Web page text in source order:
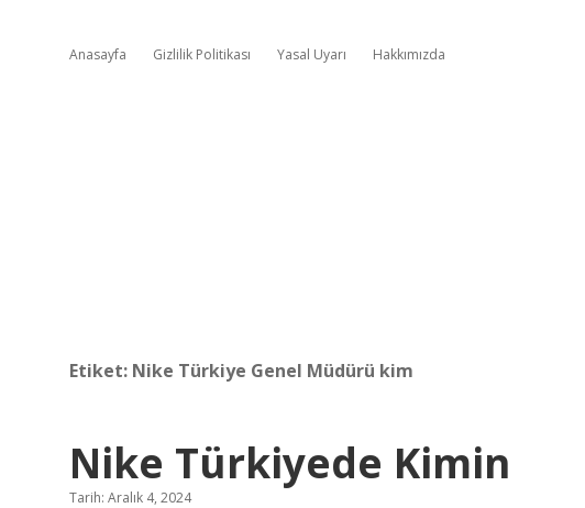
Anasayfa Gizlilik Politikası Yasal Uyarı Hakkımızda
Etiket: Nike Türkiye Genel Müdürü kim
Nike Türkiyede Kimin
Tarih: Aralık 4, 2024